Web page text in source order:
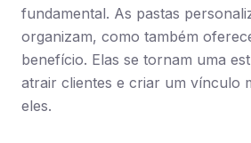
fundamental. As pastas
organizam, como também
benefício. Elas se tornam uma
atrair clientes e criar um vínculo
eles.